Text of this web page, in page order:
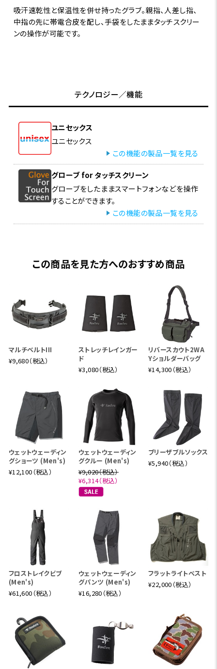
吸汗速乾性と保温性を併せ持ったグラブ。親指、人差し指、
中指の先に帯電合皮を配し、手袋をしたままタッチスクリー
ンの操作が可能です。
テクノロジー／機能
ユニセックス
ユニセックス
この機能の製品一覧を見る
グローブ for タッチスクリーン
グローブをしたままスマートフォンなどを操作
することができます。
この機能の製品一覧を見る
この商品を見た方へのおすすめ商品
マルチベルトIII
¥9,680（税込）
ストレッチレインガー
ド
¥3,080（税込）
リバースカウト2WA
Yショルダーバッグ
¥14,300（税込）
ウェットウェーディン
グショーツ (Men's)
¥12,100（税込）
ウェットウェーディン
グクルー (Men's)
¥9,020（税込）
¥6,314（税込）
ブリーザブルソックス
¥5,940（税込）
フロストレイクビブ
(Men's)
¥61,600（税込）
ウェットウェーディン
グパンツ (Men's)
¥16,280（税込）
フラットライトベスト
¥22,000（税込）